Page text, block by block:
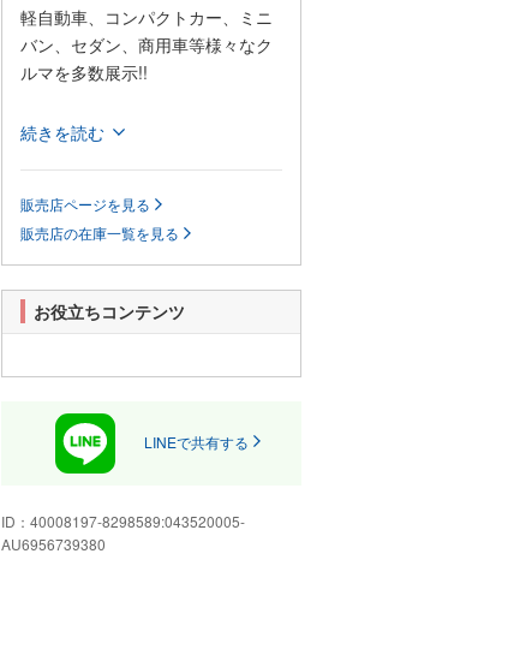
軽自動車、コンパクトカー、ミニ
バン、セダン、商用車等様々なク
ルマを多数展示!!
当店では格安の軽自動車を多数展
おります!
また、当店は安いだけじゃござい
ません!自社認証整備工場も完備し
ており、お客様がご心配なされて
いるアフターフォローもきっと満
展示場に無い車輌でも、お客様の
クションよりお探ししご提供いた
します。
皆様のご来店を心よりお待ちして
おります!
続きを読む
販売店ページを見る
販売店の在庫一覧を見る
お役立ちコンテンツ
LINEで共有する
ID： 40008197-8298589:043520005-
AU6956739380